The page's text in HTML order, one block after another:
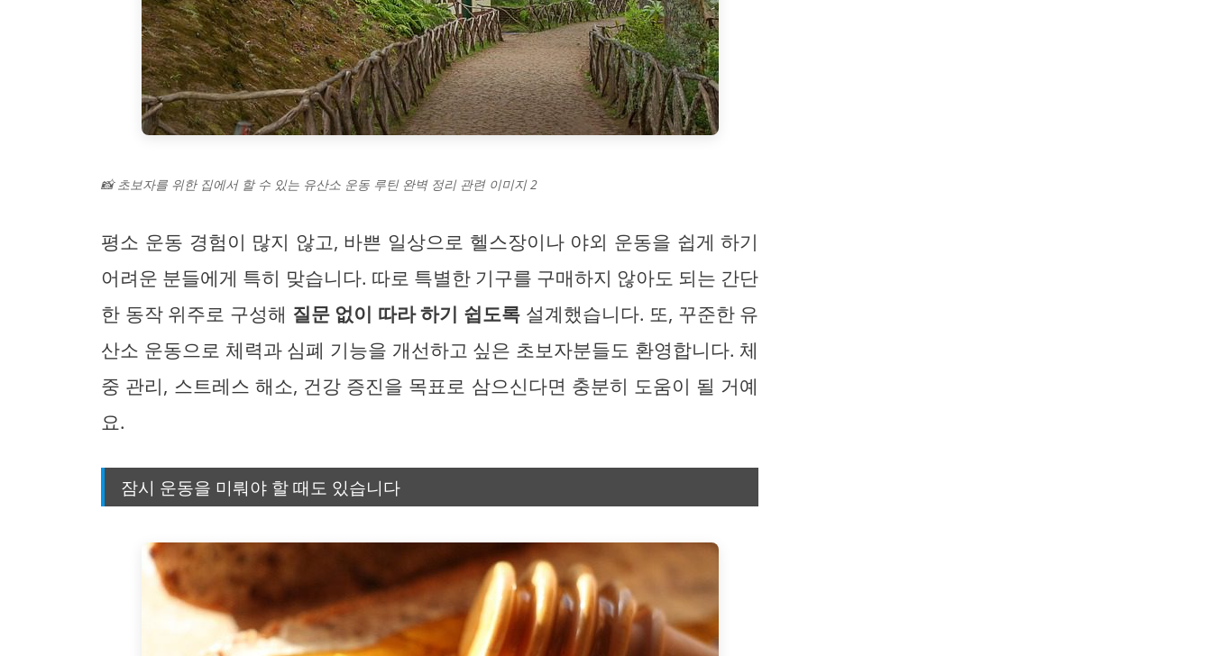
📸 초보자를 위한 집에서 할 수 있는 유산소 운동 루틴 완벽 정리 관련 이미지 2
평소 운동 경험이 많지 않고, 바쁜 일상으로 헬스장이나 야외 운동을 쉽게 하기
어려운 분들에게 특히 맞습니다. 따로 특별한 기구를 구매하지 않아도 되는 간단
한 동작 위주로 구성해 질문 없이 따라 하기 쉽도록설계했습니다. 또, 꾸준한 유
산소 운동으로 체력과 심폐 기능을 개선하고 싶은 초보자분들도 환영합니다. 체
중 관리, 스트레스 해소, 건강 증진을 목표로 삼으신다면 충분히 도움이 될 거예
요.
잠시 운동을 미뤄야 할 때도 있습니다